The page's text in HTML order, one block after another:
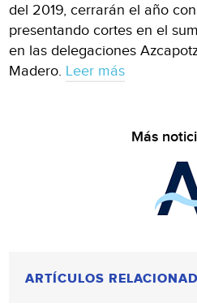
del 2019, cerrarán el año
presentando cortes en el
en las delegaciones
Madero. Leer más
Más
ARTÍCULOS